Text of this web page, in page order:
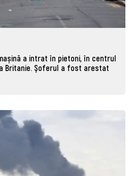
a intrat în pietoni, în centrul
Britanie. Şoferul a fost arestat